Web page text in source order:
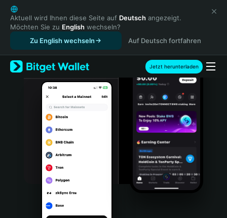
English
日本語
Tiếng Việt
Русский
Español (Latinoamérica)
Türkçe
Italiano
Português (Portugal)
Bahasa Indonesia
Português (Brasil)
Aktuell wird Ihnen diese Seite auf Deutsch angezeigt.
Möchten Sie zu English wechseln?
Zu English wechseln
Auf Deutsch fortfahren
Jetzt herunterladen